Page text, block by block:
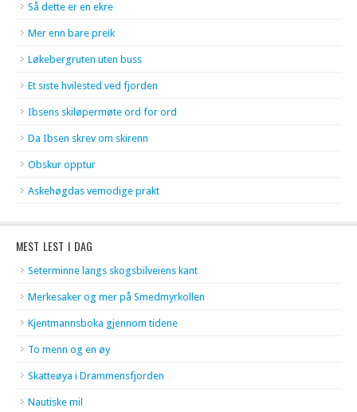
Så dette er en ekre
Mer enn bare preik
Løkebergruten uten buss
Et siste hvilested ved fjorden
Ibsens skiløpermøte ord for ord
Da Ibsen skrev om skirenn
Obskur opptur
Askehøgdas vemodige prakt
MEST LEST I DAG
Seterminne langs skogsbilveiens kant
Merkesaker og mer på Smedmyrkollen
Kjentmannsboka gjennom tidene
To menn og en øy
Skatteøya i Drammensfjorden
Nautiske mil